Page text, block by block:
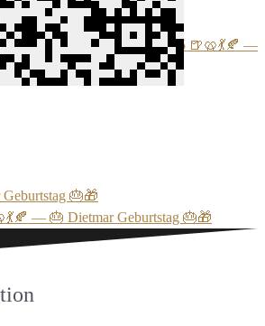
Oktoberfest 2025 🍺🥨💃🍂 —
🎂🎁
— 🎂 Dietmar Geburtstag 🎂🎁